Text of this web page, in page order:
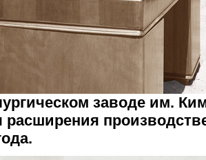
заводе им.
расширения